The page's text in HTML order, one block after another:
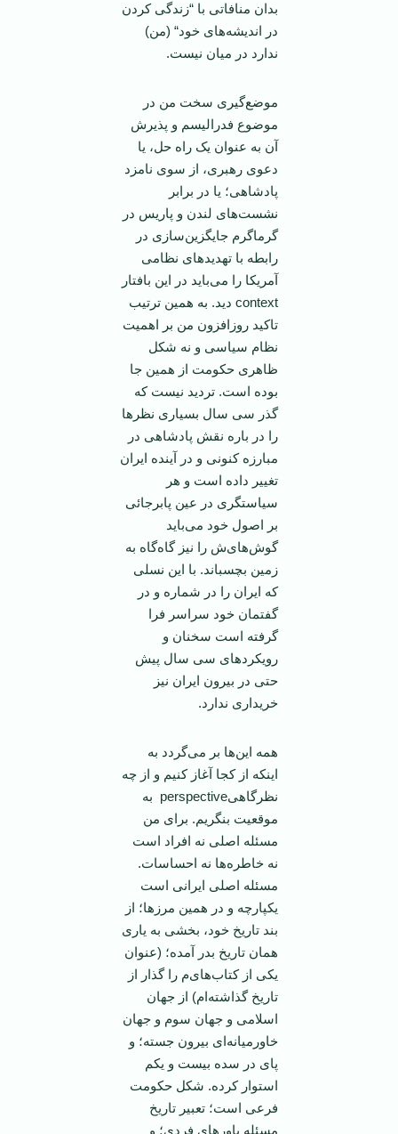
بدان منافاتی با “زندگی کردن
در اندیشه‌های خود“ (من)
ندارد در میان نیست.
موضع‌گیری سخت من در
موضوع فدرالیسم و پذیرش
آن به عنوان یک راه حل، یا
دعوی رهبری، از سوی نامزد
پادشاهی؛ یا در برابر
نشست‌های لندن و پاریس در
گرماگرم جایگزین‌سازی در
رابطه با تهدید‌های نظامی
آمریکا را می‌باید در این بافتار
context دید. به همین ترتیب
تاکید روز‌افزون من بر اهمیت
نظام سیاسی و نه شکل
ظاهری حکومت از همین جا
بوده است. تردید نیست که
گذر سی سال بسیاری نظر‌ها
را در باره نقش پادشاهی در
مبارزه کنونی و در آینده ایران
تغییر داده است و هر
سیاستگری در عین پا‌بر‌جائی
بر اصول خود می‌باید
گوش‌های‌ش را نیز گاه‌گاه به
زمین بچسباند. با این نسلی
که ایران را در شماره و در
گفتمان خود سراسر فرا
گرفته است سخنان و
رویکرد‌های سی سال پیش
حتی در بیرون ایران نیز
خریداری ندارد.
همه این‌ها بر می‌گردد به
اینکه از کجا آغاز کنیم و از چه
نظرگاهیperspective به
موقعیت بنگریم. برای من
مسئله اصلی نه افراد است
نه خاطره‌ها نه احساسات.
مسئله اصلی ایرانی است
یکپارچه و در همین مرز‌ها؛ از
بند تاریخ خود، بخشی به یاری
همان تاریخ بدر آمده؛ (عنوان
یکی از کتاب‌های‌م را گذار از
تاریخ گذاشته‌ام) از جهان
اسلامی و جهان سوم و جهان
خاورمیانه‌ای بیرون جسته؛ و
پای در سده بیست و یکم
استوار کرده. شکل حکومت
فرعی است؛ تعبیر تاریخ
مسئله باور‌های فردی؛ و